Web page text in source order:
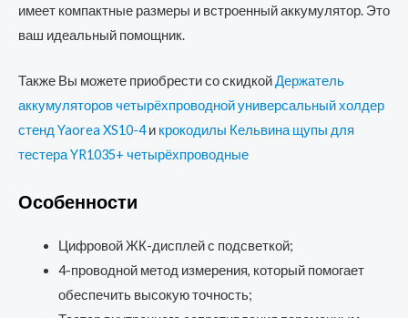
имеет компактные размеры и встроенный аккумулятор. Это
ваш идеальный помощник.
Также Вы можете приобрести со скидкойДержатель
аккумуляторов четырёхпроводной универсальный холдер
стенд Yaorea XS10-4и крокодилы Кельвина щупы для
тестера YR1035+ четырёхпроводные
Особенности
Цифровой ЖК-дисплей с подсветкой;
4-проводной метод измерения, который помогает
обеспечить высокую точность;